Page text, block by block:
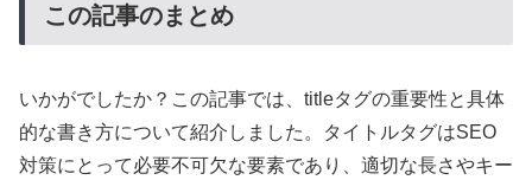
この記事のまとめ
いかがでしたか？この記事では、titleタグの重要性と具体
的な書き方について紹介しました。タイトルタグはSEO
対策にとって必要不可欠な要素であり、適切な長さやキー